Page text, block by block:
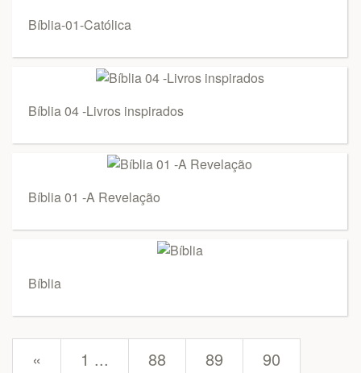
Bíblia-01-Católica
Bíblia 04 -Livros inspirados
Bíblia 01 -A Revelação
Bíblia
« 1 ... 88 89 90